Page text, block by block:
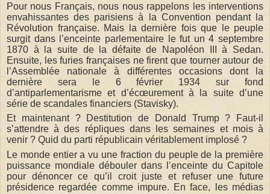
Pour nous Français, nous nous rappelons les interventions
envahissantes des parisiens à la Convention pendant la
Révolution française. Mais la dernière fois que le peuple
surgit dans l’enceinte parlementaire le fut un 4 septembre
1870 à la suite de la défaite de Napoléon III à Sedan.
Ensuite, les furies françaises ne firent que tourner autour de
l’Assemblée nationale à différentes occasions dont la
dernière sera le 6 février 1934 sur fond
d’antiparlementarisme et d’écœurement à la suite d’une
série de scandales financiers (Stavisky).
Et maintenant ? Destitution de Donald Trump ? Faut-il
s’attendre à des répliques dans les semaines et mois à
venir ? Quid du parti républicain véritablement implosé ?
Le monde entier a vu une fraction du peuple de la première
puissance mondiale débouler dans l’enceinte du Capitole
pour dénoncer ce qu’il croit juste et refuser une future
présidence regardée comme impure. En face, les médias